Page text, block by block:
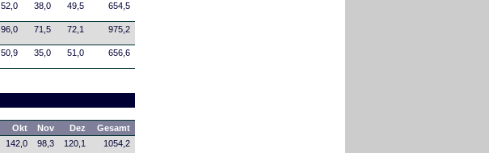
52,0 38,0 49,5 654,5
96,0 71,5 72,1 975,2
50,9 35,0 51,0 656,6
Okt Nov Dez
Gesamt
142,0 98,3 120,1 1054,2